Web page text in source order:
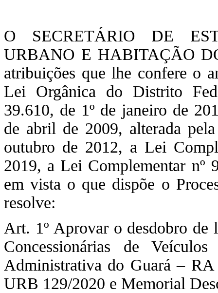
O SECRETÁRIO DE
URBANO E HABITAÇÃO
atribuições que lhe confere o
Lei Orgânica do Distrito
39.610, de 1º de janeiro de
de abril de 2009, alterada
outubro de 2012, a Lei
2019, a Lei Complementar nº
em vista o que dispõe o
resolve:
Art. 1º Aprovar o desdobro de
Concessionárias de
Administrativa do Guará –
URB 129/2020 e Memorial